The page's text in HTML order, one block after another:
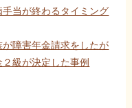
当が終わるタイミング
障害年金請求をしたが
級が決定した事例